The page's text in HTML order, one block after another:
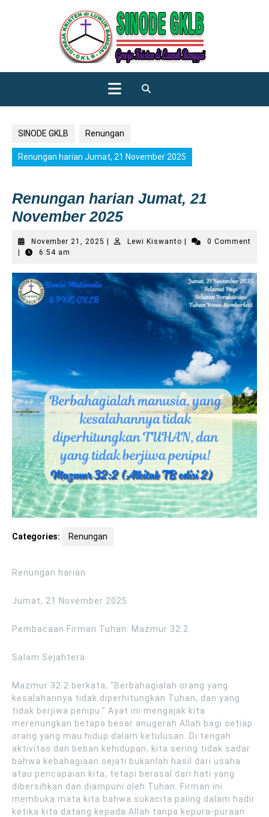
Open
SINODE GKLB Renungan
Renungan harian Jumat, 21 November 2025
Renungan harian Jumat, 21
November 2025
November 21, 2025 NovemberLewi KiswantoLewi
0 Comment
6:54 am
Categories: Renungan
Renungan harian
Jumat, 21 November 2025
Pembacaan Firman Tuhan: Mazmur 32:2
Salam Sejahtera
Mazmur 32:2 berkata, “Berbahagialah orang yang
kesalahannya tidak diperhitungkan Tuhan, dan yang
tidak berjiwa penipu.” Ayat ini mengajak kita
merenungkan betapa besar anugerah Allah bagi setiap
orang yang mau hidup dalam ketulusan. Di tengah
aktivitas dan beban kehidupan, kita sering tidak sadar
bahwa kebahagiaan sejati bukanlah hasil dari usaha
atau pencapaian kita, tetapi berasal dari hati yang
dibersihkan dan diampuni oleh Tuhan. Firman ini
membuka mata kita bahwa sukacita paling dalam hadir
ketika kita datang kepada Allah tanpa kepura-puraan